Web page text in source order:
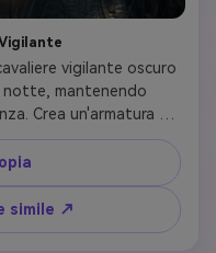
vigilante oscuro
mantenendo
Crea un'armatura
un cappuccio a
della cintura di
ricoperta di gargoyle
noir sotto forte
forte della persona
simile ↗